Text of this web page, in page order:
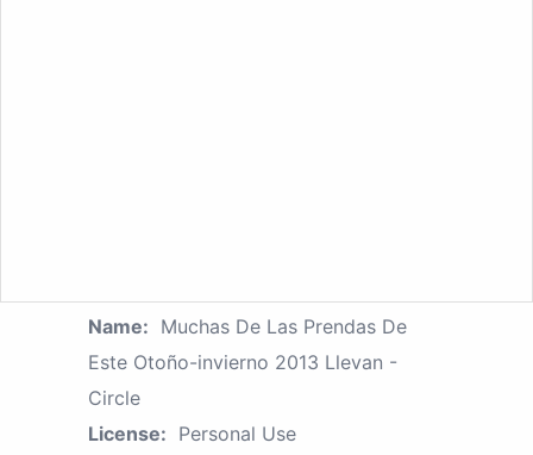
Name: Muchas De Las Prendas De
Este Otoño-invierno 2013 Llevan -
Circle
License: Personal Use